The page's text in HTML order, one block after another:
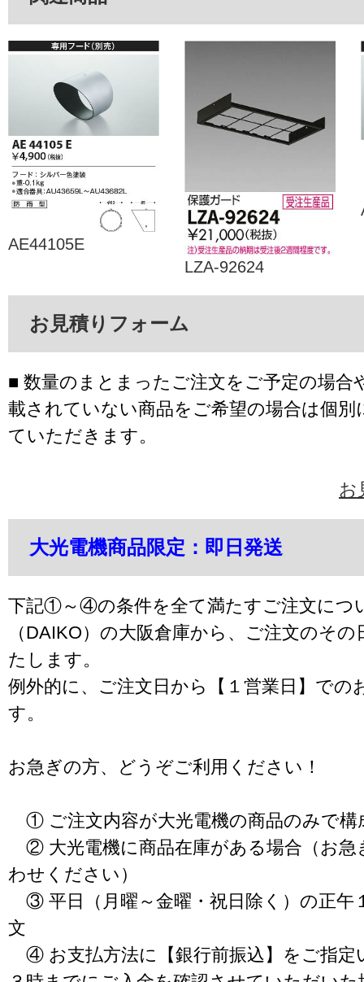
AE44105E
LZA-92624
お見積りフォーム
■ 数量のまとまったご注文をご予定の場合
載されていない商品をご希望の場合は個別
ていただきます。
お
大光電機商品限定：即日発送
下記①～④の条件を全て満たすご注文につ
（DAIKO）の大阪倉庫から、ご注文のそ
たします。
例外的に、ご注文日から【１営業日】での
す。
お急ぎの方、どうぞご利用ください！
① ご注文内容が大光電機の商品のみで構
② 大光電機に商品在庫がある場合（お急
わせください）
③ 平日（月曜～金曜・祝日除く）の正午
文
④ お支払方法に【銀行前振込】をご指定